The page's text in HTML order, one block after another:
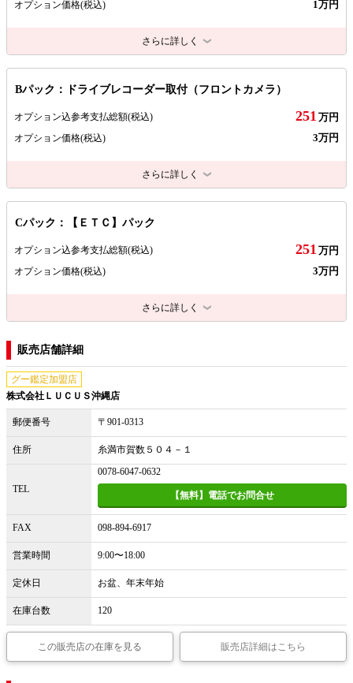
オプション価格(税込) 1万円
さらに詳しく
Bパック：ドライブレコーダー取付（フロントカメラ）
オプション込参考支払総額(税込) 251 万円
オプション価格(税込) 3万円
さらに詳しく
Cパック：【ＥＴＣ】パック
オプション込参考支払総額(税込) 251 万円
オプション価格(税込) 3万円
さらに詳しく
販売店舗詳細
グー鑑定加盟店
株式会社ＬＵＣＵＳ沖縄店
郵便番号 〒901-0313
住所 糸満市賀数５０４－１
TEL
0078-6047-0632
【無料】電話でお問合せ
FAX 098-894-6917
営業時間 9:00〜18:00
定休日 お盆、年末年始
在庫台数 120
この販売店の在庫を見る 販売店詳細はこちら